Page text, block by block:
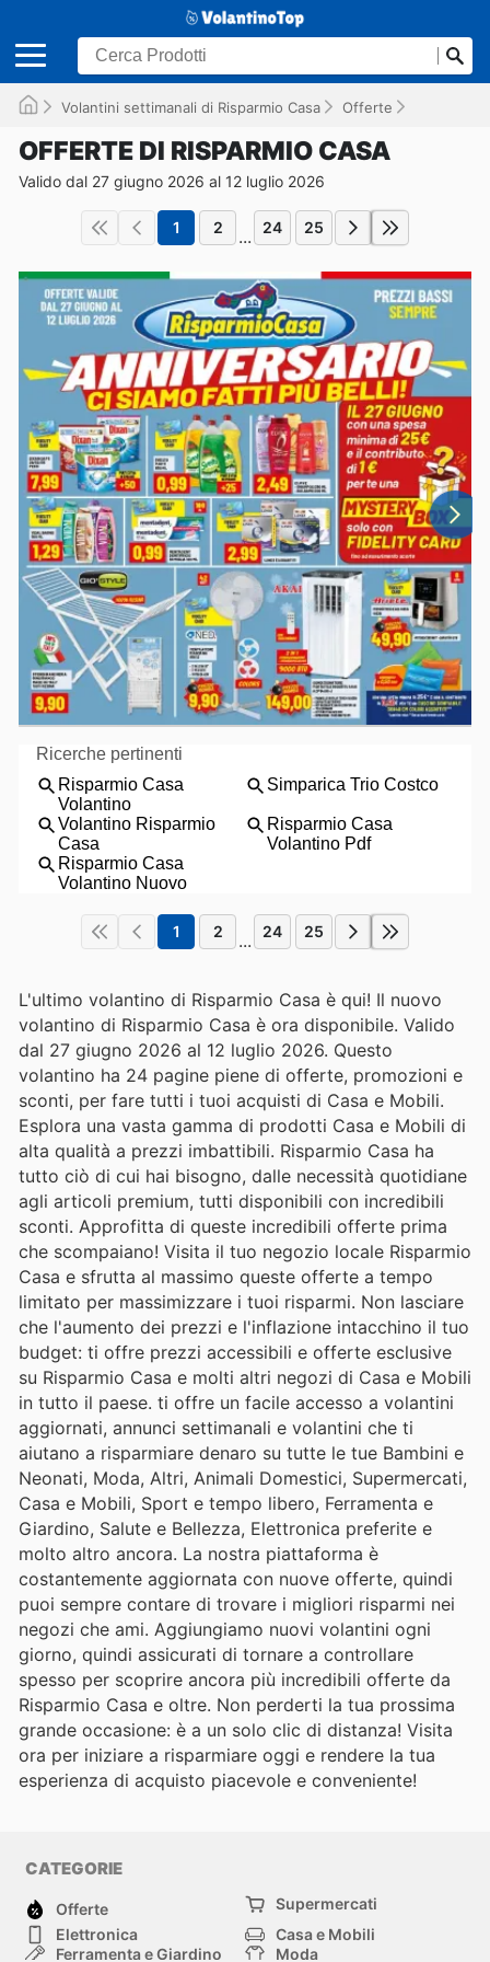
Volantini settimanali di Risparmio Casa Offerte
OFFERTE DI RISPARMIO CASA
Valido dal 27 giugno 2026 al 12 luglio 2026
1 2 ... 24 25
1 2 ... 24 25
L'ultimo volantino di Risparmio Casa è qui! Il nuovo
volantino di Risparmio Casa è ora disponibile. Valido
dal 27 giugno 2026 al 12 luglio 2026. Questo
volantino ha 24 pagine piene di offerte, promozioni e
sconti, per fare tutti i tuoi acquisti di Casa e Mobili.
Esplora una vasta gamma di prodotti Casa e Mobili di
alta qualità a prezzi imbattibili. Risparmio Casa ha
tutto ciò di cui hai bisogno, dalle necessità quotidiane
agli articoli premium, tutti disponibili con incredibili
sconti. Approfitta di queste incredibili offerte prima
che scompaiano! Visita il tuo negozio locale Risparmio
Casa e sfrutta al massimo queste offerte a tempo
limitato per massimizzare i tuoi risparmi. Non lasciare
che l'aumento dei prezzi e l'inflazione intacchino il tuo
budget: ti offre prezzi accessibili e offerte esclusive
su Risparmio Casa e molti altri negozi di Casa e Mobili
in tutto il paese. ti offre un facile accesso a volantini
aggiornati, annunci settimanali e volantini che ti
aiutano a risparmiare denaro su tutte le tue Bambini e
Neonati, Moda, Altri, Animali Domestici, Supermercati,
Casa e Mobili, Sport e tempo libero, Ferramenta e
Giardino, Salute e Bellezza, Elettronica preferite e
molto altro ancora. La nostra piattaforma è
costantemente aggiornata con nuove offerte, quindi
puoi sempre contare di trovare i migliori risparmi nei
negozi che ami. Aggiungiamo nuovi volantini ogni
giorno, quindi assicurati di tornare a controllare
spesso per scoprire ancora più incredibili offerte da
Risparmio Casa e oltre. Non perderti la tua prossima
grande occasione: è a un solo clic di distanza! Visita
ora per iniziare a risparmiare oggi e rendere la tua
esperienza di acquisto piacevole e conveniente!
CATEGORIE
Offerte
Supermercati
Elettronica
Casa e Mobili
Ferramenta e Giardino
Moda